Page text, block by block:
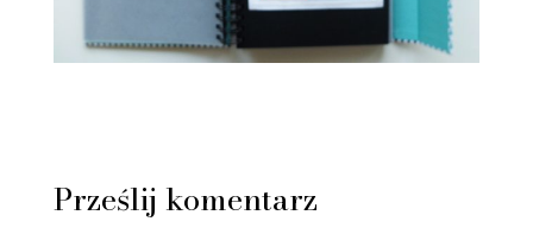
Prześlij komentarz